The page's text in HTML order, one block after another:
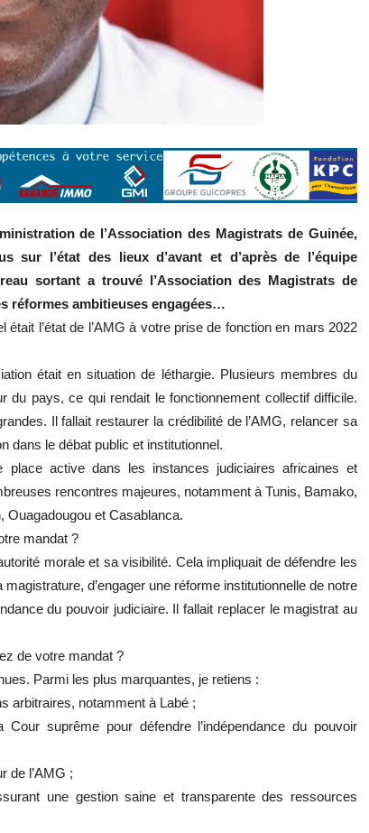
de l’Association des Magistrats de Guinée,
sur l’état des lieux d’avant et d’après de l’équipe
sortant a trouvé l’Association des Magistrats de
réformes ambitieuses engagées…
l’état de l’AMG à votre prise de fonction en mars 2022
était en situation de léthargie. Plusieurs membres du
du pays, ce qui rendait le fonctionnement collectif difficile.
Il fallait restaurer la crédibilité de l’AMG, relancer sa
dans le débat public et institutionnel.
place active dans les instances judiciaires africaines et
rencontres majeures, notamment à Tunis, Bamako,
Ouagadougou et Casablanca.
mandat ?
morale et sa visibilité. Cela impliquait de défendre les
d’engager une réforme institutionnelle de notre
du pouvoir judiciaire. Il fallait replacer le magistrat au
de votre mandat ?
Parmi les plus marquantes, je retiens :
arbitraires, notamment à Labé ;
Cour suprême pour défendre l’indépendance du pouvoir
de l’AMG ;
une gestion saine et transparente des ressources